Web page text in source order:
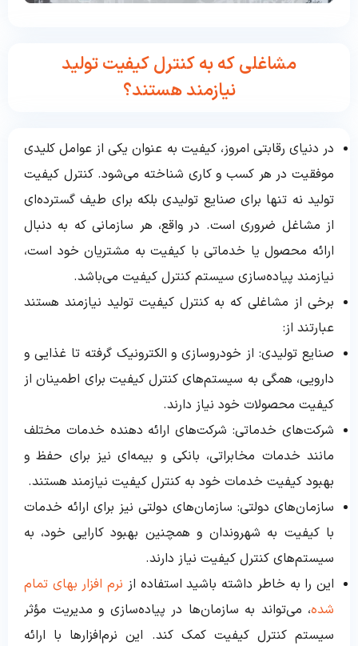
مشاغلی که به کنترل کیفیت تولید
نیازمند هستند؟
در دنیای رقابتی امروز، کیفیت به عنوان یکی از عوامل کلیدی
موفقیت در هر کسب و کاری شناخته می‌شود. کنترل کیفیت
تولید نه تنها برای صنایع تولیدی بلکه برای طیف گسترده‌ای
از مشاغل ضروری است. در واقع، هر سازمانی که به دنبال
ارائه محصول یا خدماتی با کیفیت به مشتریان خود است،
نیازمند پیاده‌سازی سیستم کنترل کیفیت می‌باشد.
برخی از مشاغلی که به کنترل کیفیت تولید نیازمند هستند
عبارتند از:
صنایع تولیدی: از خودروسازی و الکترونیک گرفته تا غذایی و
دارویی، همگی به سیستم‌های کنترل کیفیت برای اطمینان از
کیفیت محصولات خود نیاز دارند.
شرکت‌های خدماتی: شرکت‌های ارائه دهنده خدمات مختلف
مانند خدمات مخابراتی، بانکی و بیمه‌ای نیز برای حفظ و
بهبود کیفیت خدمات خود به کنترل کیفیت نیازمند هستند.
سازمان‌های دولتی: سازمان‌های دولتی نیز برای ارائه خدمات
با کیفیت به شهروندان و همچنین بهبود کارایی خود، به
سیستم‌های کنترل کیفیت نیاز دارند.
این را به خاطر داشته باشید استفاده از نرم افزار بهای تمام
شده، می‌تواند به سازمان‌ها در پیاده‌سازی و مدیریت مؤثر
سیستم کنترل کیفیت کمک کند. این نرم‌افزارها با ارائه